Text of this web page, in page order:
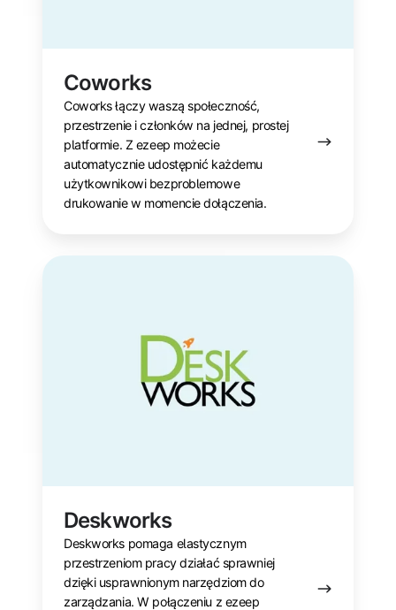
Coworks
Coworks łączy waszą społeczność,
przestrzenie i członków na jednej, prostej
platformie. Z ezeep możecie
automatycznie udostępnić każdemu
użytkownikowi bezproblemowe
drukowanie w momencie dołączenia.
Deskworks
Deskworks pomaga elastycznym
przestrzeniom pracy działać sprawniej
dzięki usprawnionym narzędziom do
zarządzania. W połączeniu z ezeep
Deskworks